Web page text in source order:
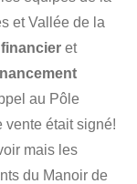
et Vallée de la
et
au Pôle
vente était signé!​
mais les
du Manoir de